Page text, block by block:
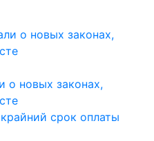
о новых законах,